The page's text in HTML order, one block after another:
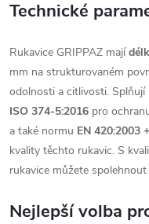
Technické
Rukavice GRIPPAZ mají
mm na strukturovaném
odolnosti a citlivosti. Splňují
ISO 374-5:2016 pro
a také normu EN 420:2003
kvality těchto rukavic. S
rukavice můžete
Nejlepší volba